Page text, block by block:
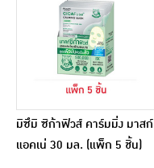
มิซึมิ ซิก้าฟิวส์ คาร์มมิ่ง มาสก์
แอคเน่ 30 มล. (แพ็ก 5 ชิ้น)